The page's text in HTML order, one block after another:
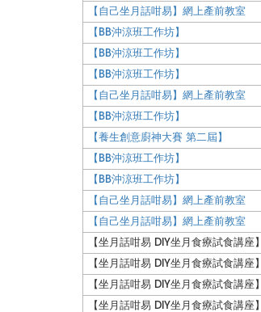
【自己坐月話咁易】網上產前教室
【BB沖涼班工作坊】
【BB沖涼班工作坊】
【BB沖涼班工作坊】
【自己坐月話咁易】網上產前教室
【BB沖涼班工作坊】
【養生創意廚神大賽 第二屆】
【BB沖涼班工作坊】
【BB沖涼班工作坊】
【自己坐月話咁易】網上產前教室
【自己坐月話咁易】網上產前教室
【坐月話咁易 DIY坐月食療試食講座】
【坐月話咁易 DIY坐月食療試食講座】
【坐月話咁易 DIY坐月食療試食講座】
【坐月話咁易 DIY坐月食療試食講座】